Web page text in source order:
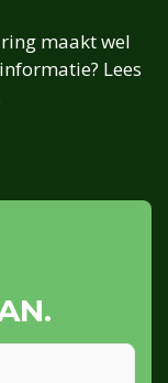
maakt wel
Lees